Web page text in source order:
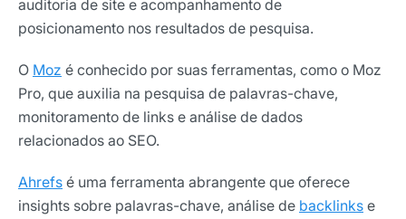
auditoria de site e acompanhamento de
posicionamento nos resultados de pesquisa.
O Moz é conhecido por suas ferramentas, como o Moz
Pro, que auxilia na pesquisa de palavras-chave,
monitoramento de links e análise de dados
relacionados ao SEO.
Ahrefs é uma ferramenta abrangente que oferece
insights sobre palavras-chave, análise de backlinks e